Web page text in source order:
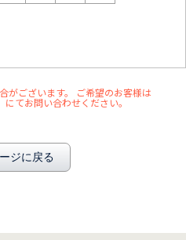
がございます。 ご希望のお客様は
にてお問い合わせください。
ジに戻る